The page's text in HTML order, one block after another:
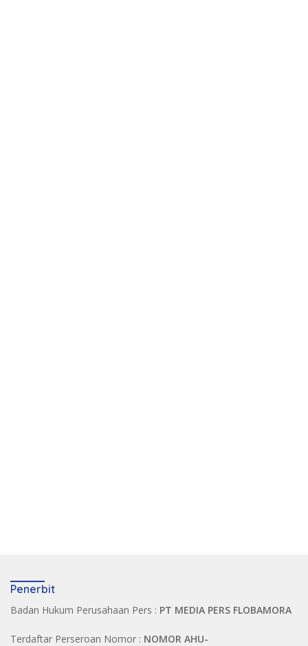
Penerbit
Badan Hukum Perusahaan Pers : PT MEDIA PERS FLOBAMORA
Terdaftar Perseroan Nomor : NOMOR AHU-